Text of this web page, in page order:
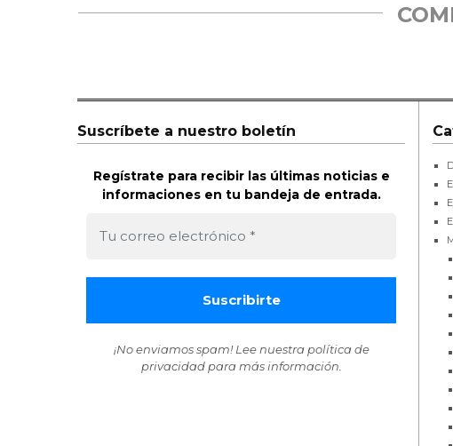
Suscríbete a nuestro boletín
Regístrate para recibir las últimas noticias e
informaciones en tu bandeja de entrada.
¡No enviamos spam! Lee nuestra política de
privacidadpara más información.